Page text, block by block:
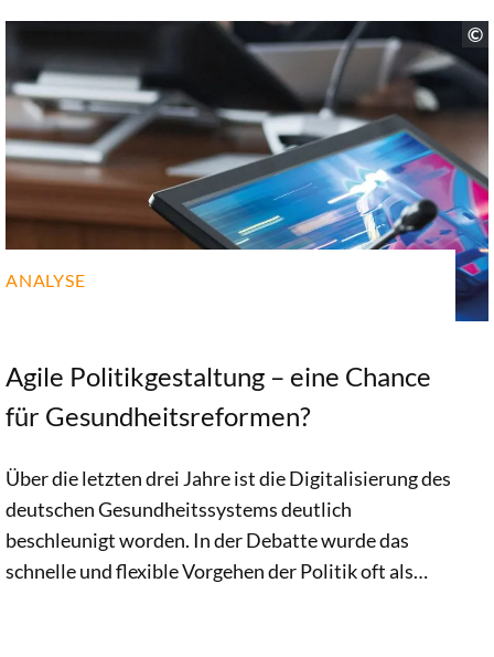
umfassende Themenliste und Prioritäten in
verschiedenen Feldern. Am bedeutendsten nach
Einschätzung der Fachleute: die flächendeckende
Etablierung und der Ausbau der ePA.
ANALYSE
Agile Politikgestaltung – eine Chance
für Gesundheitsreformen?
Über die letzten drei Jahre ist die Digitalisierung des
deutschen Gesundheitssystems deutlich
beschleunigt worden. In der Debatte wurde das
schnelle und flexible Vorgehen der Politik oft als